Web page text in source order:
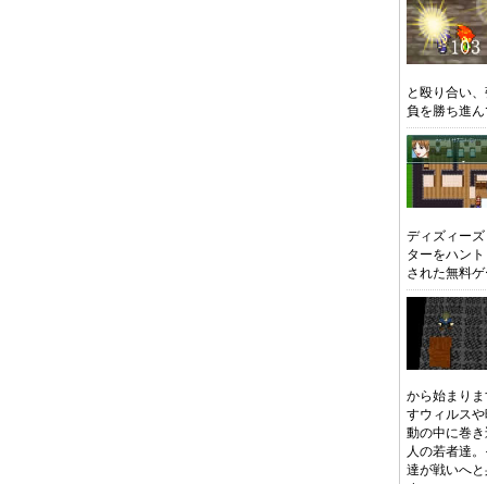
と殴り合い
負を勝ち進
ディズィー
ターをハン
された無料
から始まり
すウィルス
動の中に巻
人の若者達
達が戦いへ